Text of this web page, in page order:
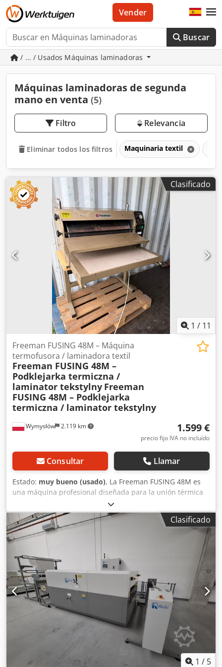
Buscar
Vender
/ ... / Usados Máquinas laminadoras
Máquinas laminadoras de segunda
mano en venta (5)
Filtro Relevancia
Eliminar todos los filtros Maquinaria textil
Clasificado
1 / 11
Wymysłów 2.119 km
Freeman FUSING 48M – Máquina
termofusora / laminadora textil
Freeman FUSING 48M –
Podklejarka termiczna /
laminator tekstylny Freeman
FUSING 48M – Podklejarka
termiczna / laminator tekstylny
1.599 €
precio fijo IVA no incluído
Consultar Llamar
Estado: muy bueno (usado), La Freeman FUSING 48M es
una máquina profesional diseñada para la unión térmica
de materiales mediante temperatura, presión y una banda
transportadora. Este dispositivo se utiliza en la industria
textil, calzado, cuero y en la producción de materiales
laminados. La máquina permite la unión permanente de
entretelas, capas adhesivas y otros materiales de refuerzo
a tejidos y cueros. Gracias al ajuste de la temperatura, la
presión y la velocidad de la banda, permite una
adaptación precisa de los parámetros de funcionamiento
al material que se va a procesar. Crjdpfxezgx Ido Agfef
Datos técnicos Fabricante: Freeman Modelo: FUSING 48M
Número de serie: 9315 Alimentación: 220 V 1 fase (1PH)
Ajuste de temperatura Ajuste de presión Ajuste de la
velocidad de la banda Banda transportadora con
calefacción Manómetro de presión Mesa de alimentación y
recepción Estructura de acero Fabricante: The Louis G.
Freeman Co., EE. UU. Aplicaciones Unión de entretelas y
Clasificado
1 / 5